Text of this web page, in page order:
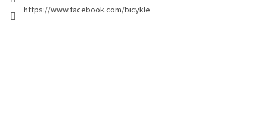
https://www.facebook.com/bicykle